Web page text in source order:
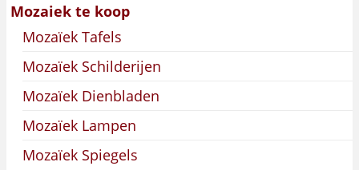
Mozaiek te koop
Mozaïek Tafels
Mozaïek Schilderijen
Mozaïek Dienbladen
Mozaïek Lampen
Mozaïek Spiegels